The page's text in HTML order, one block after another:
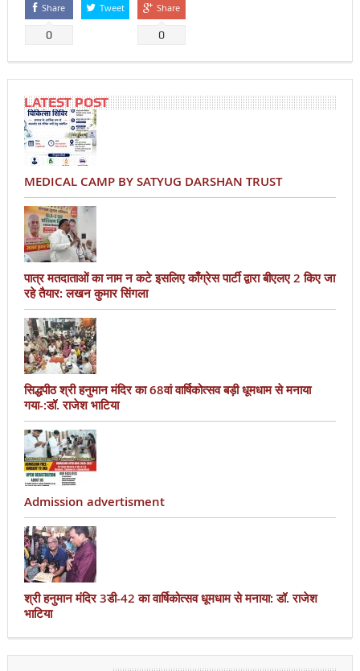
Share
0
Tweet Share
0
LATEST POST
MEDICAL CAMP BY SATYUG DARSHAN TRUST
पात्र मतदाताओं का नाम न कटे इसलिए काँग्रेस पार्टी द्वारा बीएलए 2 किए जा
रहे तैयार: लखन कुमार सिंगला
सिद्धपीठ श्री हनुमान मंदिर का 68वां वार्षिकोत्सव बड़ी धूमधाम से मनाया
गया-:डॉ. राजेश भाटिया
Admission advertisment
श्री हनुमान मंदिर 3डी-42 का वार्षिकोत्सव धूमधाम से मनाया: डॉ. राजेश
भाटिया